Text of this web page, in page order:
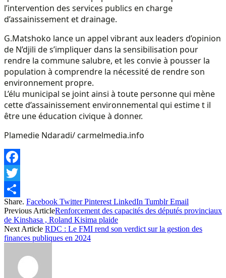
l’intervention des services publics en charge
d’assainissement et drainage.
G.Matshoko lance un appel vibrant aux leaders d’opinion
de N’djili de s’impliquer dans la sensibilisation pour
rendre la commune salubre, et les convie à pousser la
population à comprendre la nécessité de rendre son
environnement propre.
L’élu municipal se joint ainsi à toute personne qui mène
cette d’assainissement environnemental qui estime t il
être une éducation civique à donner.
Plamedie Ndaradi/ carmelmedia.info
Facebook
Twitter
Share
Share. Facebook Twitter Pinterest LinkedIn Tumblr Email
Previous ArticleRenforcement des capacités des députés provinciaux
de Kinshasa , Roland Kisima plaide
Next Article RDC : Le FMI rend son verdict sur la gestion des
finances publiques en 2024